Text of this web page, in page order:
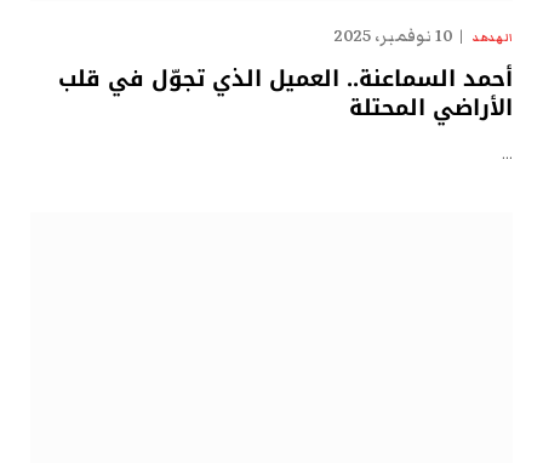
الهدهد 10 نوفمبر، 2025
أحمد السماعنة.. العميل الذي تجوّل في قلب
الأراضي المحتلة
…